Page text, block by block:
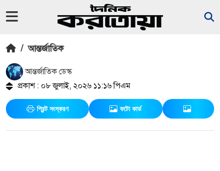
/ আন্তর্জাতিক
আন্তর্জাতিক ডেস্ক
প্রকাশ : ০৮ জুলাই, ২০২৬ ১১:১৬ পিএম
প্রিন্ট সংস্করণ ফটো কার্ড